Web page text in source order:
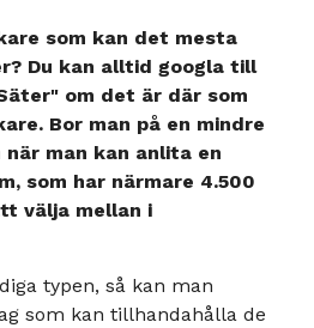
som kan det mesta
Du kan alltid googla till
om det är där som
Bor man på en mindre
man kan anlita en
som har närmare 4.500
välja mellan i
typen, så kan man
som kan tillhandahålla de